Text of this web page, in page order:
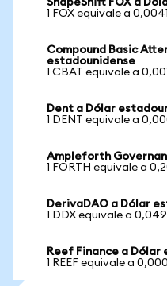
ShapeShift FOX a
1 FOX equivale a
Compound Basic
estadounidense
1 CBAT equivale a
Dent a Dólar
1 DENT equivale a
Ampleforth
1 FORTH equivale a
DerivaDAO a Dólar
1 DDX equivale a
Reef Finance a Dólar
1 REEF equivale a